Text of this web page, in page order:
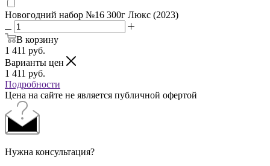
Новогодний набор №16 300г Люкс (2023)
В корзину
1 411 руб.
Варианты цен
1 411 руб.
Подробности
Цена на сайте не является публичной офертой
Нужна консультация?